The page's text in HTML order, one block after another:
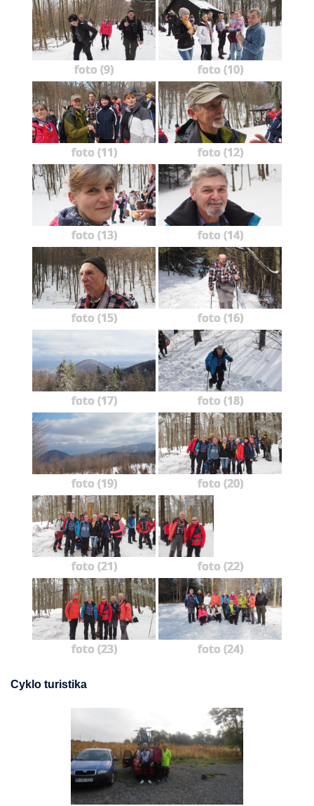
foto (9) foto (10)
foto (11) foto (12)
foto (13) foto (14)
foto (15) foto (16)
foto (17) foto (18)
foto (19) foto (20)
foto (21) foto (22)
foto (23) foto (24)
Cyklo turistika